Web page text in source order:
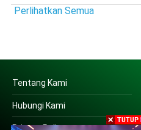
Perlihatkan Semua
Tentang Kami
Hubungi Kami